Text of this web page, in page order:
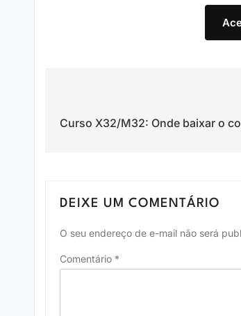
de
Curso X32/M32: Onde baixar o
DEIXE UM COMENTÁRIO
O seu endereço de e-mail não será
Comentário *